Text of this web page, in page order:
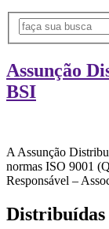
Assunção
BSI
A Assunção
normas ISO 9001
Responsável –
Distribuídas